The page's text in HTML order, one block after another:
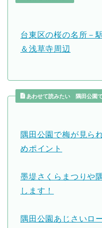
台東区の桜の名所－
＆浅草寺周辺
あわせて読みたい 隅田公園
隅田公園で梅が見ら
めポイント
墨堤さくらまつりや
します！
隅田公園あじさいロ